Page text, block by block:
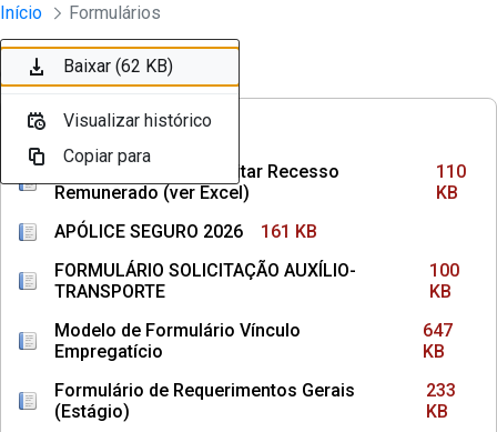
Pular para o Conteúdo principal
Divisão Minima - Escola Superior
Início Formulários
Ordenar Filtro
FREQUÊNCIAS
Como Calcular e Solicitar Recesso
Remunerado (ver Excel)
110
KB
APÓLICE SEGURO 2026
161 KB
FORMULÁRIO SOLICITAÇÃO AUXÍLIO-
TRANSPORTE
100
KB
Modelo de Formulário Vínculo
Empregatício
647
KB
Formulário de Requerimentos Gerais
(Estágio)
233
KB
Baixar (110 KB)
Visualizar histórico
Copiar para
Baixar (161 KB)
Visualizar histórico
Copiar para
Baixar (100 KB)
Visualizar histórico
Copiar para
Baixar (647 KB)
Visualizar histórico
Copiar para
Baixar (233 KB)
Visualizar histórico
Copiar para
Baixar (74 KB)
Visualizar histórico
Copiar para
Baixar (145 KB)
Visualizar histórico
Copiar para
Baixar (36 KB)
Visualizar histórico
Copiar para
Baixar (1,3 MB)
Visualizar histórico
Copiar para
Baixar (62 KB)
Visualizar histórico
Copiar para